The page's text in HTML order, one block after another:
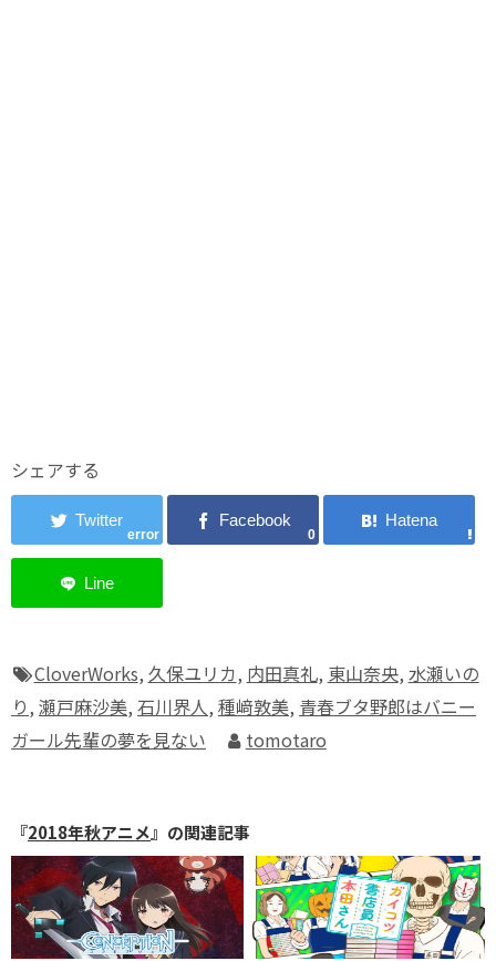
シェアする
error 0
CloverWorks, 久保ユリカ, 内田真礼, 東山奈央, 水瀬いの
り, 瀬戸麻沙美, 石川界人, 種﨑敦美, 青春ブタ野郎はバニー
ガール先輩の夢を見ない
tomotaro
『2018年秋アニメ』の関連記事